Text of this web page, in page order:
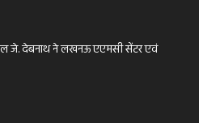
जे. देबनाथ ने लखनऊ एएमसी सेंटर एवं